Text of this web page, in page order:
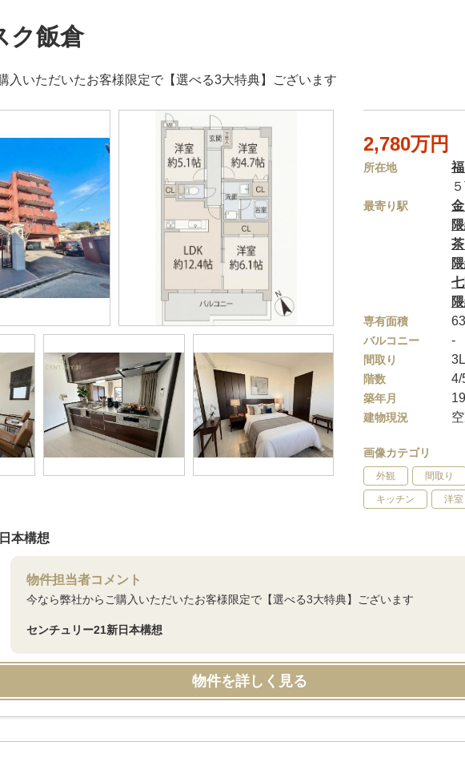
ク飯倉
入いただいたお客様限定で【選べる3大特典】ございます
2,780万円
所在地
最寄り駅
専有面積
バルコニー -
間取り
階数 4/
築年月
建物現況
画像カテゴリ
外観 間取り
キッチン 洋室
本構想
物件担当者コメント
今なら弊社からご購入いただいたお客様限定で【選べる3大特典】ございます
センチュリー21新日本構想
物件を詳しく見る